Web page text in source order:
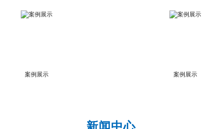
案例展示 案例展示
新闻中心